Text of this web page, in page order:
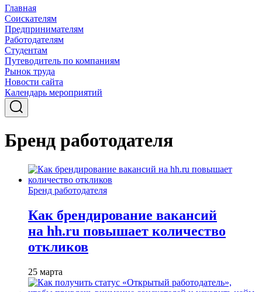
Главная
Соискателям
Предпринимателям
Работодателям
Студентам
Путеводитель по компаниям
Рынок труда
Новости сайта
Календарь мероприятий
Бренд работодателя
Бренд работодателя
Как брендирование вакансий
на hh.ru повышает количество
откликов
25 марта